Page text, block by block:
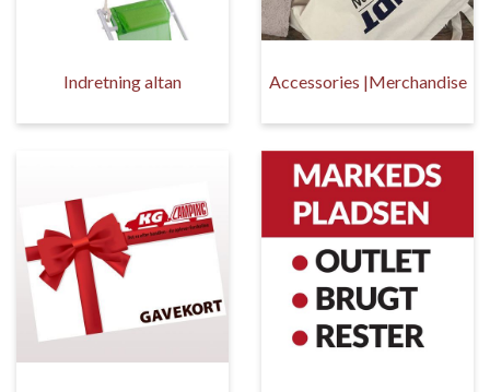
Indretning altan Accessories |Merchandise